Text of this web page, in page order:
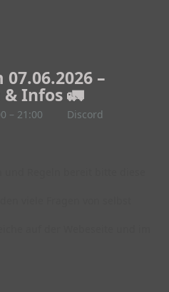
–
Infos 🚛
– 21:00
Discord